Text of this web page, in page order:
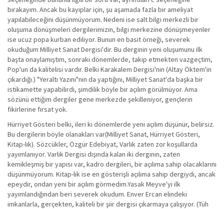
bırakayım. Ancak bu kayıplar için, şu aşamada fazla bir ameliyat
yapılabileceğini düşünmüyorum. Nedeni ise salt bilgi merkezli bir
oluşuma dönüşmeleri dergilerimizin, bilgi merkezine dönüşmeyenler
ise ucuz popa kurban ediliyor. Bunun en basit örneği, severek
okuduğum Milliyet Sanat Dergisi'dir. Bu derginin yeni oluşumunu ilk
başta onaylamıştım, sonraki dönemlerde, takip etmekten vazgeçtim,
Pop'un da kalitelisi vardır. Belki Karakalem Dergisi'nin (Altay Öktem'in
çıkardığı.) "Yeraltı Yazını"nın da yaptığını, Milliyet Sanat'da başka bir
istikamette yapabilirdi, şimdilik böyle bir açılım görülmüyor. Ama
sözünü ettiğim dergiler gene merkezde şekilleniyor, gençlerin
fikirlerine fırsat yok.
Hürriyet Gösteri belki, ileri ki dönemlerde yeni açılım düşünür, belirsiz.
Bu dergilerin böyle olanakları var(Milliyet Sanat, Hürriyet Gösteri,
Kitap-lık). Sözcükler, Özgür Edebiyat, Varlık zaten zor koşullarda
yayımlanıyor. Varlık Dergisi dışında kalan iki derginin, zaten
kemikleşmiş bir yapısı var, kadro dergileri, bir açılıma sahip olacaklarını
düşünmüyorum. Kitap-lık ise en gösterişli açılıma sahip dergiydi, ancak
epeydir, ondan yeni bir açılım görmedim.Yasak Meyve'yi ilk
yayımlandığından beri severek okudum. Enver Ercan elindeki
imkanlarla, gerçekten, kaliteli bir şiir dergisi çıkarmaya çalışıyor. (Tüh